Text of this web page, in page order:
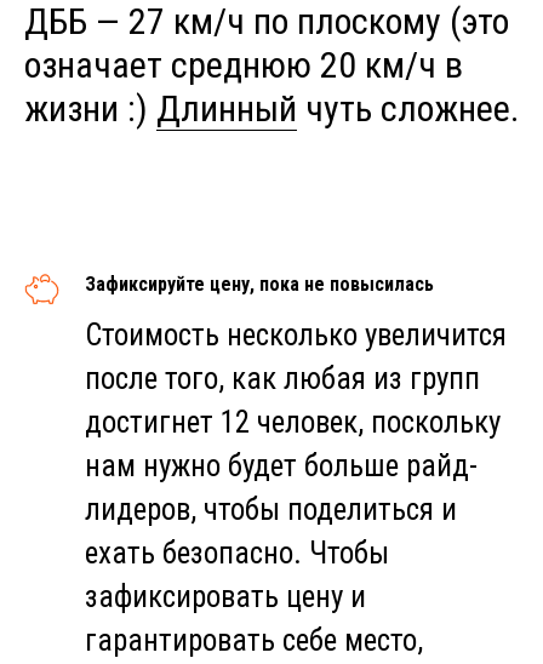
ДББ — 27 км/ч по плоскому (это
означает среднюю 20 км/ч в
жизни :) Длинный чуть сложнее.
Зафиксируйте цену, пока не повысилась
Стоимость несколько увеличится
после того, как любая из групп
достигнет 12 человек, поскольку
нам нужно будет больше райд-
лидеров, чтобы поделиться и
ехать безопасно. Чтобы
зафиксировать цену и
гарантировать себе место,